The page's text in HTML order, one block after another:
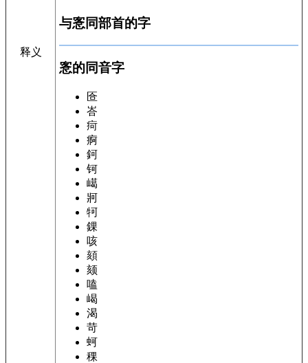
释义
与愙同部首的字
愙的同音字
匼
峇
疴
痾
鈳
钶
嶱
牁
牱
錁
咳
頦
颏
嗑
嵑
渴
苛
蚵
稞